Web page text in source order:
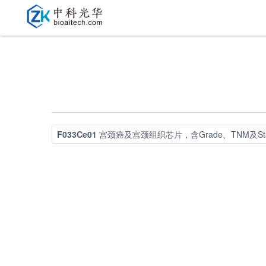
F033Ce01 宫颈癌及宫颈组织芯片，含Grade、TNM及